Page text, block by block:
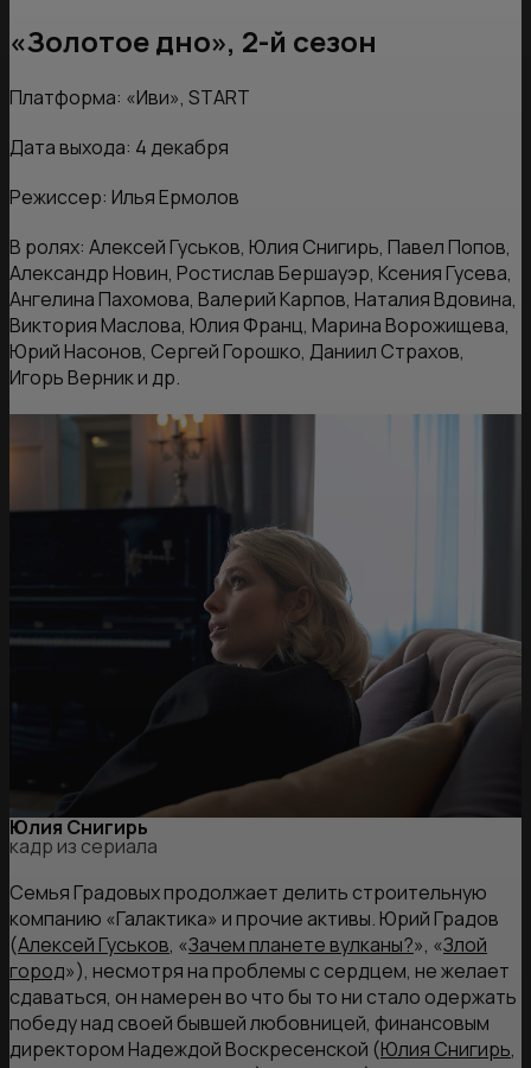
«Золотое дно», 2-й сезон
Платформа: «Иви», START
Дата выхода: 4 декабря
Режиссер: Илья Ермолов
В ролях: Алексей Гуськов, Юлия Снигирь, Павел Попов,
Александр Новин, Ростислав Бершауэр, Ксения Гусева,
Ангелина Пахомова, Валерий Карпов, Наталия Вдовина,
Виктория Маслова, Юлия Франц, Марина Ворожищева,
Юрий Насонов, Сергей Горошко, Даниил Страхов,
Игорь Верник и др.
Юлия Снигирь
кадр из сериала
Семья Градовых продолжает делить строительную
компанию «Галактика» и прочие активы. Юрий Градов
(Алексей Гуськов, «Зачем планете вулканы?», «Злой
город»), несмотря на проблемы с сердцем, не желает
сдаваться, он намерен во что бы то ни стало одержать
победу над своей бывшей любовницей, финансовым
директором Надеждой Воскресенской (Юлия Снигирь,